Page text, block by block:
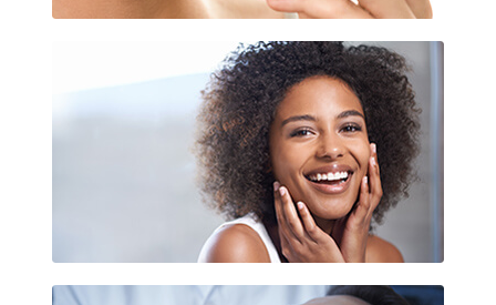
Esthétique dentaire La Défense